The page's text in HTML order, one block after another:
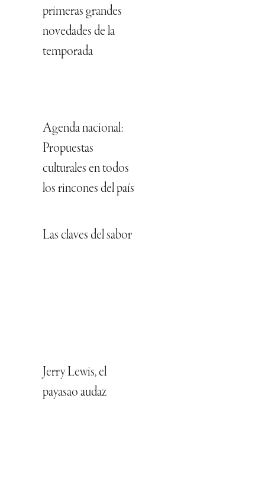
primeras grandes
novedades de la
temporada
Agenda nacional:
Propuestas
culturales en todos
los rincones del país
Las claves del sabor
Jerry Lewis, el
payasao audaz